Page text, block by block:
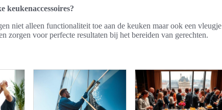
keukenaccessoires?
niet alleen functionaliteit toe aan de keuken maar ook een vleugje
zorgen voor perfecte resultaten bij het bereiden van gerechten.